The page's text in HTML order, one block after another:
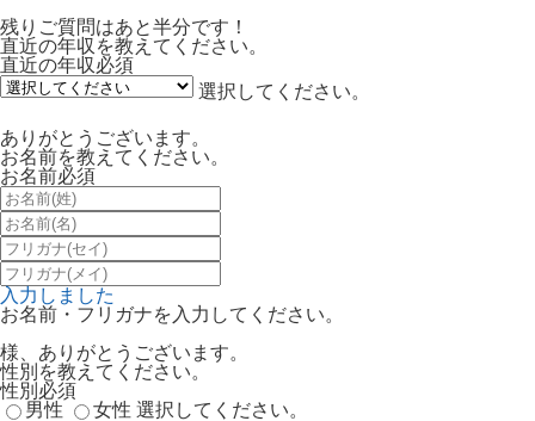
残りご質問はあと半分です！
直近の年収を教えてください。
直近の年収必須
選択してください。
ありがとうございます。
お名前を教えてください。
お名前必須
入力しました
お名前・フリガナを入力してください。
様、ありがとうございます。
性別を教えてください。
性別 必須
男性
女性 選択してください。